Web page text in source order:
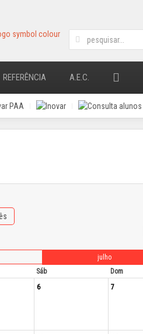
REFERÊNCIA A.E.C.
julho
Sáb
Dom
6 7